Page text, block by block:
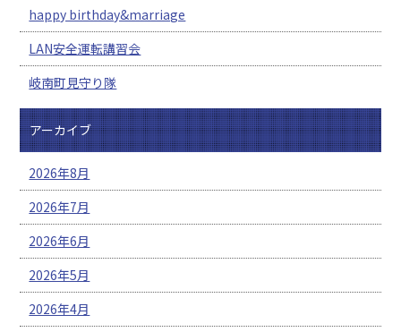
happy birthday&marriage
LAN安全運転講習会
岐南町見守り隊
アーカイブ
2026年8月
2026年7月
2026年6月
2026年5月
2026年4月